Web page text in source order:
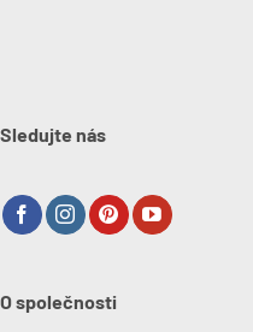
Sledujte nás
O společnosti